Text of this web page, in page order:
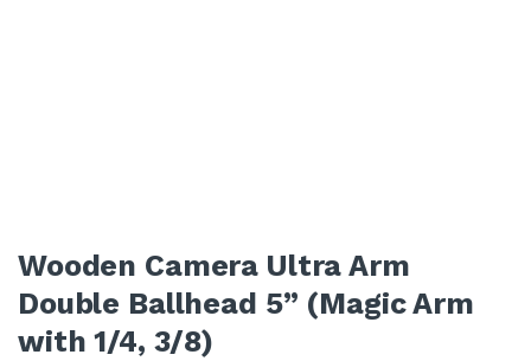
Wooden Camera Ultra Arm
Double Ballhead 5” (Magic Arm
with 1/4, 3/8)